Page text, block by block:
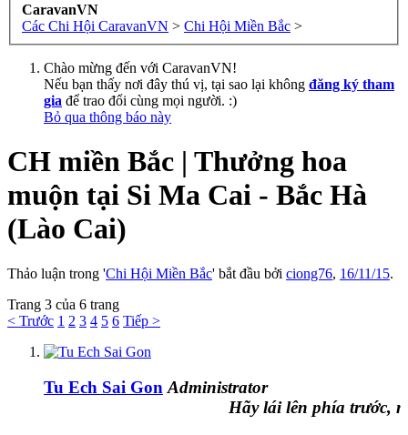
CaravanVN
Các Chi Hội CaravanVN > Chi Hội Miền Bắc >
Chào mừng đến với CaravanVN!
Nếu bạn thấy nơi đây thú vị, tại sao lại không đăng ký tham
gia để trao đổi cùng mọi người. :)
Bỏ qua thông báo này
CH miền Bắc | Thưởng hoa
muộn tại Si Ma Cai - Bắc Hà
(Lào Cai)
Thảo luận trong 'Chi Hội Miền Bắc' bắt đầu bởi ciong76, 16/11/15.
Trang 3 của 6 trang
< Trước 1 2 3 4 5 6 Tiếp >
Tu Ech Sai Gon Administrator
Hãy lái lên phía trước,